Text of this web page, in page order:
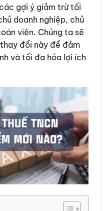
gợi ý giảm trừ tối
doanh nghiệp, chủ
viên. Chúng ta sẽ
đổi này để đảm
và tối đa hóa lợi ích